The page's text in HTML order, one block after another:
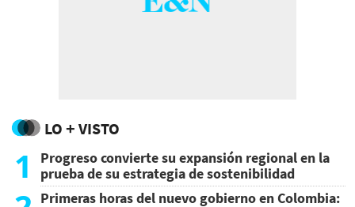
LO + VISTO
1
Progreso convierte su expansión regional en la
prueba de su estrategia de sostenibilidad
Primeras horas del nuevo gobierno en Colombia: